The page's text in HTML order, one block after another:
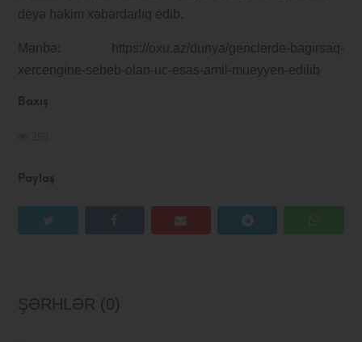
Baxış
Paylaş
deyə həkim xəbərdarlıq edib.
Mənbə: https://oxu.az/dunya/genclerde-bagirsaq-
xercengine-sebeb-olan-uc-esas-amil-mueyyen-edilib
ŞƏRHLƏR (0)